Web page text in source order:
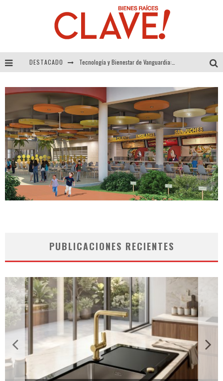
DESTACADO
El Despertar de la Calidez: Acabados Dorados de FV para Elevar tu Espacio
PUBLICACIONES RECIENTES